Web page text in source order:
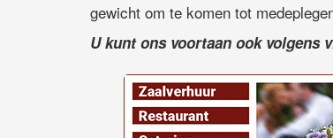
gewicht om te komen tot
U kunt ons voortaan ook volgens